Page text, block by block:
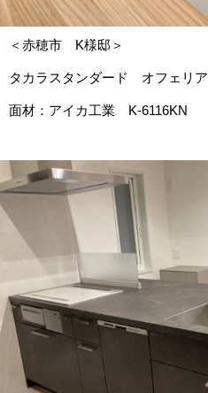
＜赤穂市 K様邸＞
タカラスタンダード オフェリア
面材：アイカ工業 K-6116KN